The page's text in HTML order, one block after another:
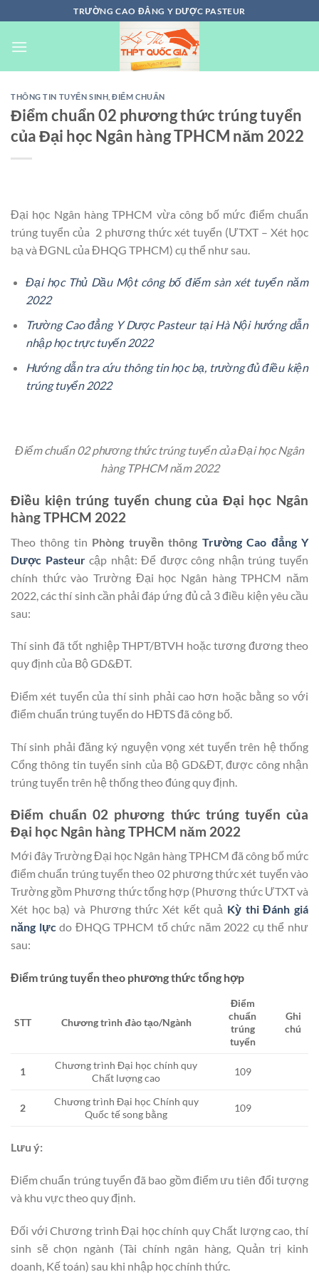
đến
nội
TRƯỜNG CAO ĐẲNG Y DƯỢC PASTEUR
THÔNG TIN TUYỂN SINH ,ĐIỂM CHUẨN
Điểm chuẩn 02 phương thức trúng tuyển
của Đại học Ngân hàng TPHCM năm 2022
Đại học Ngân hàng TPHCM vừa công bố mức điểm chuẩn
trúng tuyển của 2 phương thức xét tuyển (ƯTXT – Xét học
bạ và ĐGNL của ĐHQG TPHCM) cụ thể như sau.
Đại học Thủ Dầu Một công bố điểm sàn xét tuyển năm
2022
Trường Cao đẳng Y Dược Pasteur tại Hà Nội hướng dẫn
nhập học trực tuyến 2022
Hướng dẫn tra cứu thông tin học bạ, trường đủ điều kiện
trúng tuyển 2022
Điểm chuẩn 02 phương thức trúng tuyển của Đại học Ngân
hàng TPHCM năm 2022
Điều kiện trúng tuyển chung của Đại học Ngân
hàng TPHCM 2022
Theo thông tin Phòng truyền thông Trường Cao đẳng Y
Dược Pasteurcập nhật: Để được công nhận trúng tuyển
chính thức vào Trường Đại học Ngân hàng TPHCM năm
2022, các thí sinh cần phải đáp ứng đủ cả 3 điều kiện yêu cầu
sau:
Thí sinh đã tốt nghiệp THPT/BTVH hoặc tương đương theo
quy định của Bộ GD&ĐT.
Điểm xét tuyển của thí sinh phải cao hơn hoặc bằng so với
điểm chuẩn trúng tuyển do HĐTS đã công bố.
Thí sinh phải đăng ký nguyện vọng xét tuyển trên hệ thống
Cổng thông tin tuyển sinh của Bộ GD&ĐT, được công nhận
trúng tuyển trên hệ thống theo đúng quy định.
Điểm chuẩn 02 phương thức trúng tuyển của
Đại học Ngân hàng TPHCM năm 2022
Mới đây Trường Đại học Ngân hàng TPHCM đã công bố mức
điểm chuẩn trúng tuyển theo 02 phương thức xét tuyển vào
Trường gồm Phương thức tổng hợp (Phương thức ƯTXT và
Xét học bạ) và Phương thức Xét kết quả Kỳ thi Đánh giá
năng lựcdo ĐHQG TPHCM tổ chức năm 2022 cụ thể như
sau:
Điểm trúng tuyển theo phương thức tổng hợp
STT Chương trình đào tạo/Ngành
Điểm
chuẩn
trúng
tuyển
Ghi
chú
1
Chương trình Đại học chính quy
Chất lượng cao
109
2
Chương trình Đại học Chính quy
Quốc tế song bằng
109
Lưu ý:
Điểm chuẩn trúng tuyển đã bao gồm điểm ưu tiên đổi tượng
và khu vực theo quy định.
Đối với Chương trình Đại học chính quy Chất lượng cao, thí
sinh sẽ chọn ngành (Tài chính ngân hàng, Quản trị kinh
doanh, Kế toán) sau khi nhập học chính thức.